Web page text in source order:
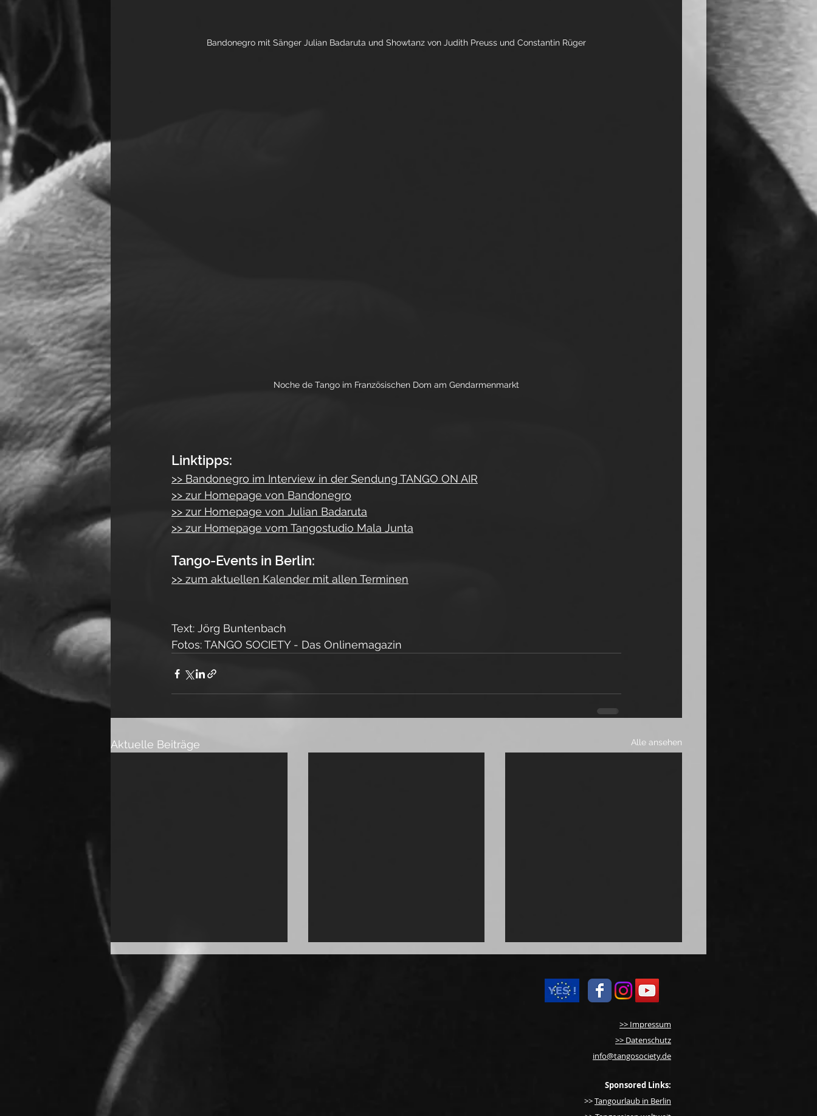
Bandonegro mit Sänger Julian Badaruta und Showtanz von Judith Preuss und Constantin Rüger
Noche de Tango im Französischen Dom am Gendarmenmarkt
Linktipps:
>> Bandonegro im Interview in der Sendung TANGO ON AIR
>> zur Homepage von Bandonegro
>> zur Homepage von Julian Badaruta
>> zur Homepage vom Tangostudio Mala Junta
Tango-Events in Berlin:
>> zum aktuellen Kalender mit allen Terminen
Text: Jörg Buntenbach
Fotos: TANGO SOCIETY - Das Onlinemagazin
Aktuelle Beiträge Alle ansehen
Puñado Potsdam
Weekender
Tango in Potsdam: Die
>> Impressum
>> Datenschutz
info@tangosociety.de
Sponsored Links:
>>Tangourlaub in Berlin